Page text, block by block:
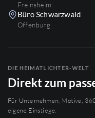
Freinsheim
Büro Schwarzwald
Offenburg
DIE HEIMATLICHTER-WELT
Direkt zum
Für Unternehmen, Motive,
eigene Einstiege.